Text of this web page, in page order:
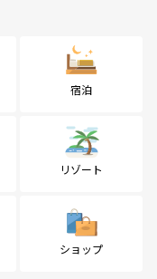
宿泊
リゾート
ショップ